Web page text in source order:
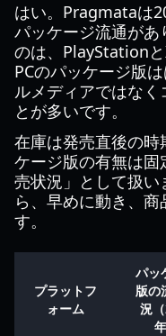
はい。Pragmataは
パッケージ流通が
のは、PlayStationと
PCのパッケージ版
ルメディアではな
とが多いです。
在庫は発売直後の時
ケージ版の有無は
売状況」として扱
ら、早めに動き、
す。
プラットフ
ォーム
パッ
版の
況